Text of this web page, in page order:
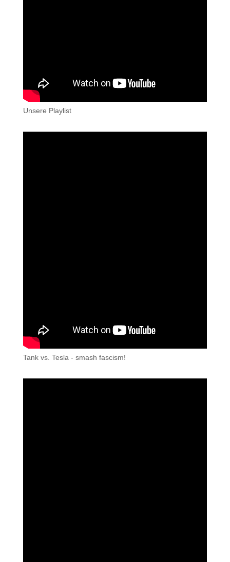
Unsere Playlist
Tank vs. Tesla - smash fascism!